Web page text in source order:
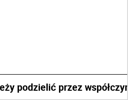
podzielić przez